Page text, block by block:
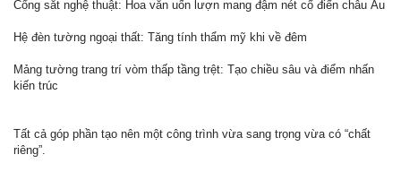
Cổng sắt nghệ thuật: Hoa văn uốn lượn mang đậm nét cổ điển châu Âu
Hệ đèn tường ngoại thất: Tăng tính thẩm mỹ khi về đêm
Mảng tường trang trí vòm thấp tầng trệt: Tạo chiều sâu và điểm nhấn
kiến trúc
Tất cả góp phần tạo nên một công trình vừa sang trọng vừa có “chất
riêng”.